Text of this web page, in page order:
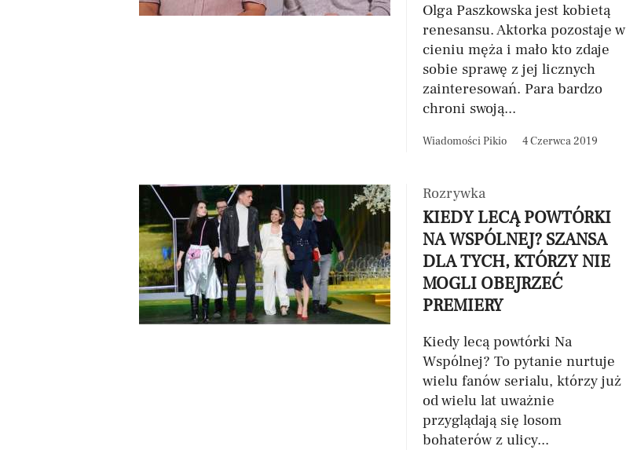
Olga Paszkowska jest kobietą
renesansu. Aktorka pozostaje w
cieniu męża i mało kto zdaje
sobie sprawę z jej licznych
zainteresowań. Para bardzo
chroni swoją...
Wiadomości Pikio 4 Czerwca 2019
Rozrywka
KIEDY LECĄ POWTÓRKI
NA WSPÓLNEJ? SZANSA
DLA TYCH, KTÓRZY NIE
MOGLI OBEJRZEĆ
PREMIERY
Kiedy lecą powtórki Na
Wspólnej? To pytanie nurtuje
wielu fanów serialu, którzy już
od wielu lat uważnie
przyglądają się losom
bohaterów z ulicy...